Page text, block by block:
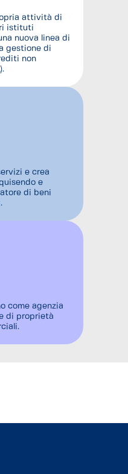
e crea
e
di beni
attività di
istituti
nuova linea di
gestione di
non
come agenzia
di proprietà